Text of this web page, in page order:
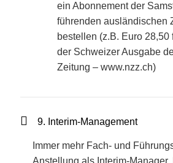
ein Abonnement der
führenden ausländischen
bestellen (z.B. Euro
der Schweizer Ausgabe
Zeitung – www.nzz.ch)
9. Interim-Management
Immer mehr Fach- und